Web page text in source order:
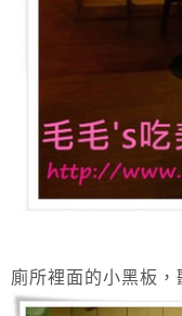
廁所裡面的小黑板